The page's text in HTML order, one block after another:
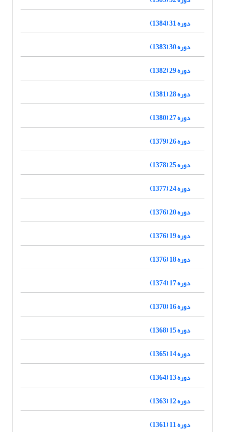
دوره 31 (1384)
دوره 30 (1383)
دوره 29 (1382)
دوره 28 (1381)
دوره 27 (1380)
دوره 26 (1379)
دوره 25 (1378)
دوره 24 (1377)
دوره 20 (1376)
دوره 19 (1376)
دوره 18 (1376)
دوره 17 (1374)
دوره 16 (1370)
دوره 15 (1368)
دوره 14 (1365)
دوره 13 (1364)
دوره 12 (1363)
دوره 11 (1361)